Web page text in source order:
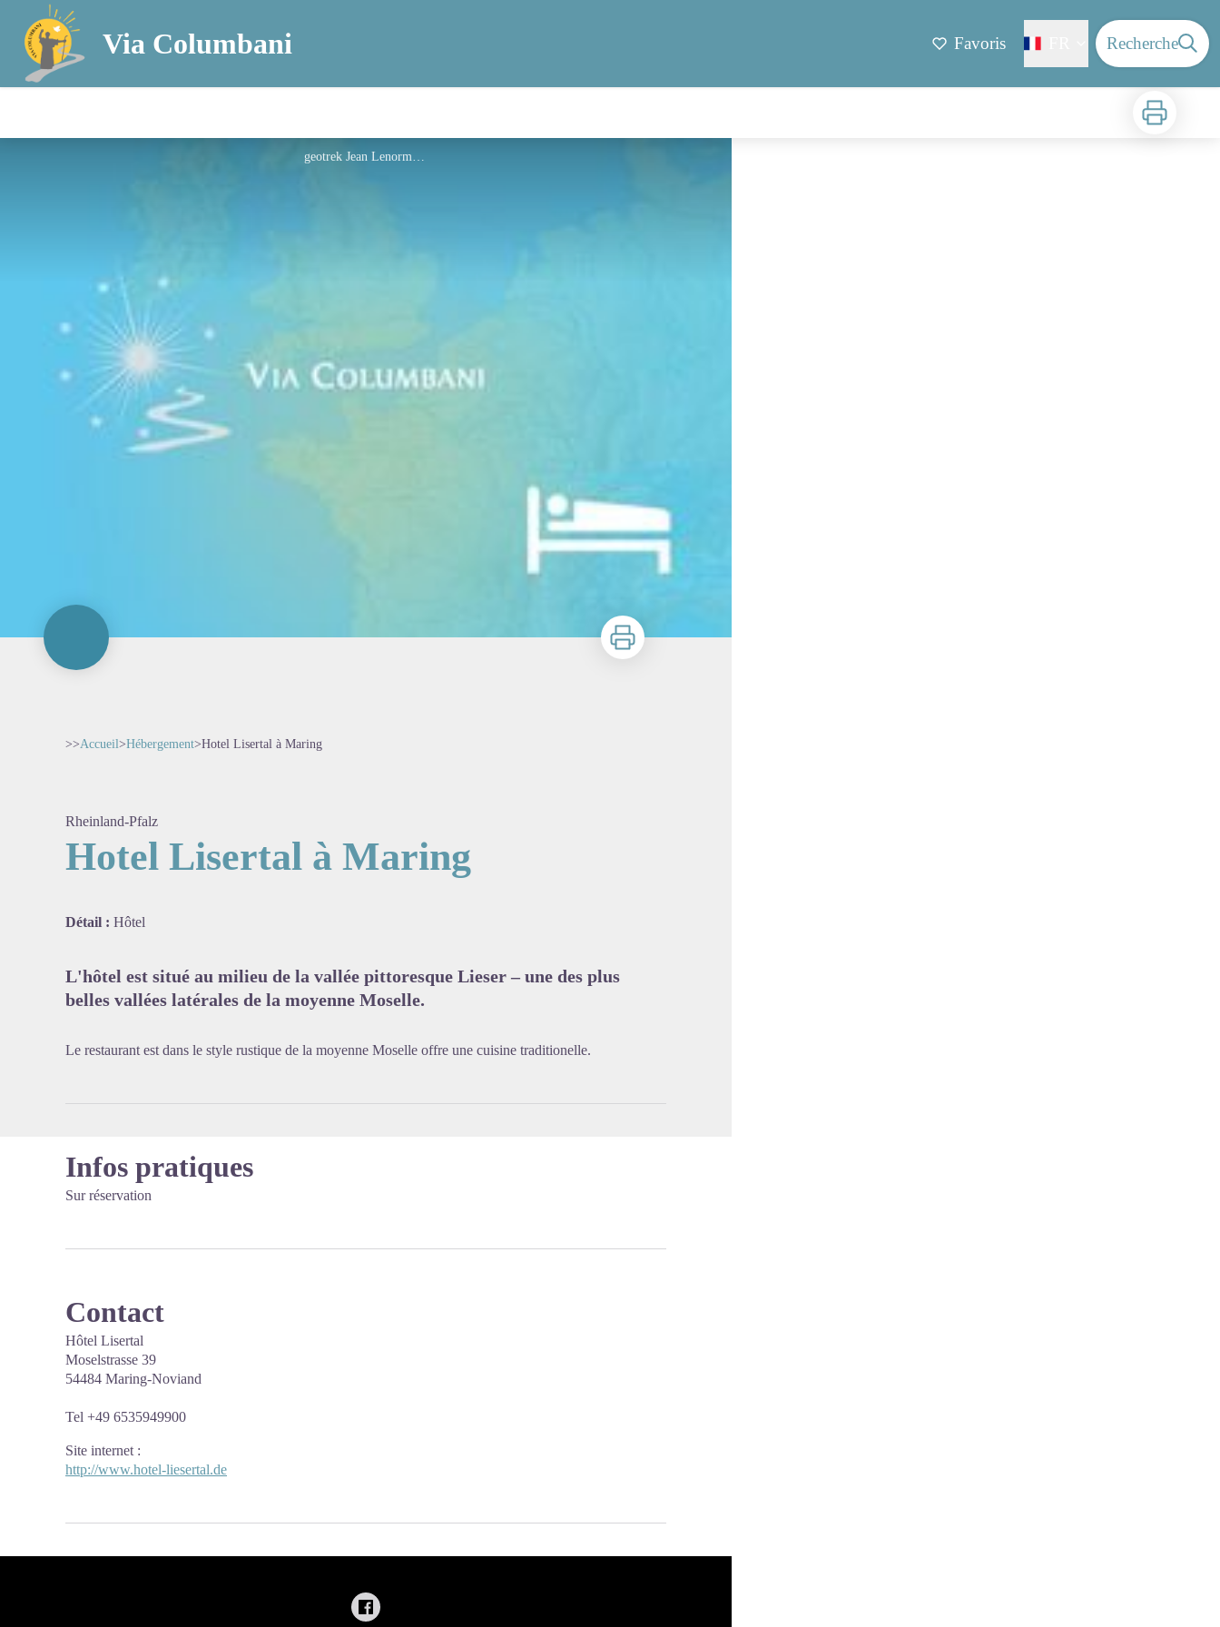
Via Columbani Favoris Recherche
Imprimer
geotrek Jean Lenormand
Imprimer
>>Accueil>Hébergement>Hotel Lisertal à Maring
Rheinland-Pfalz
Hotel Lisertal à Maring
Détail : Hôtel
L'hôtel est situé au milieu de la vallée pittoresque Lieser – une des plus
belles vallées latérales de la moyenne Moselle.
Le restaurant est dans le style rustique de la moyenne Moselle offre une cuisine traditionelle.
Infos pratiques
Sur réservation
Contact
Hôtel Lisertal
Moselstrasse 39
54484 Maring-Noviand
Tel +49 6535949900
Site internet :
http://www.hotel-liesertal.de